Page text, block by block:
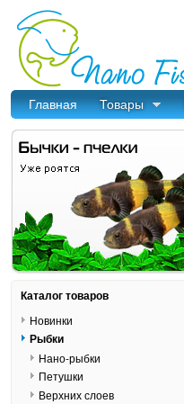
Главная Товары
Каталог товаров
Новинки
Рыбки
Нано-рыбки
Петушки
Верхних слоев